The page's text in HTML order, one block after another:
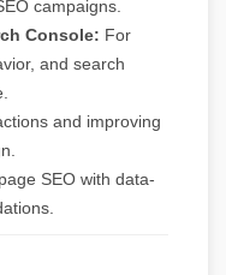
campaigns.
Console: For
and search
and improving
SEO with data-